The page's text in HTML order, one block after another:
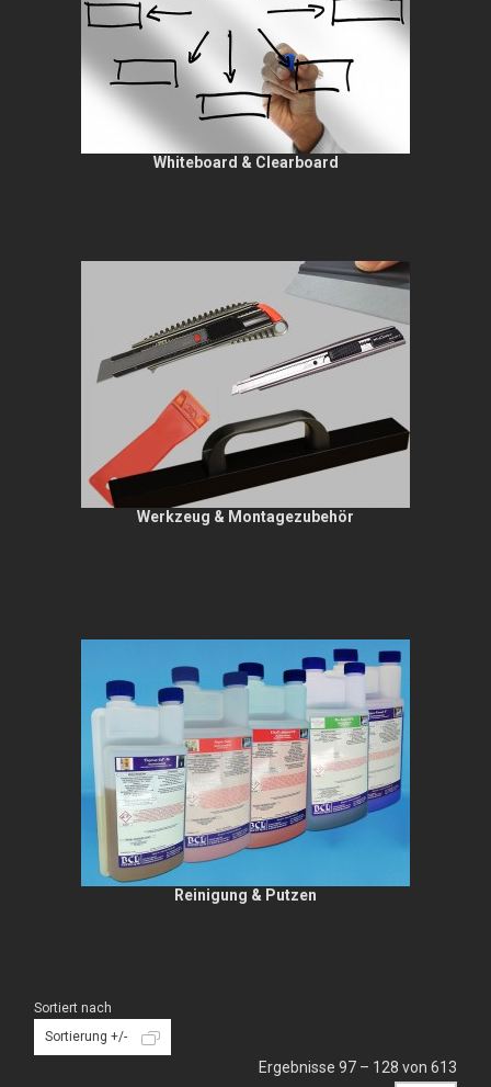
Whiteboard & Clearboard
Werkzeug & Montagezubehör
Reinigung & Putzen
Sortiert nach
Sortierung +/-
Ergebnisse 97 – 128 von 613